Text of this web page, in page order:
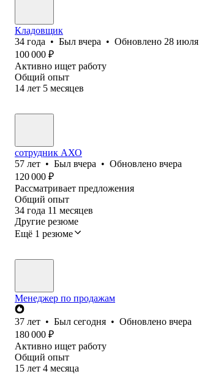
Кладовщик
34 года • Был вчера • Обновлено 28 июля
100 000 ₽
Активно ищет работу
Общий опыт
14 лет 5 месяцев
сотрудник АХО
57 лет • Был вчера • Обновлено вчера
120 000 ₽
Рассматривает предложения
Общий опыт
34 года 11 месяцев
Другие резюме
Ещё 1 резюме
Менеджер по продажам
37 лет • Был сегодня • Обновлено вчера
180 000 ₽
Активно ищет работу
Общий опыт
15 лет 4 месяца